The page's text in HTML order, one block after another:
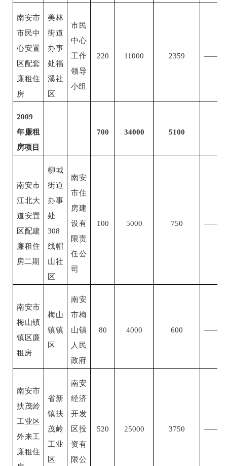
南安市
市民中
心安置
区配套
廉租住
房
美林
街道
办事
处福
溪社
区
市民
中心
工作
领导
小组
220 11000 2359 ——
2009
年廉租
房项目
700 34000 5100
南安市
江北大
道安置
区配建
廉租住
房二期
柳城
街道
办事
处
308
线帽
山社
区
南安
市住
房建
设有
限责
任公
司
100 5000 750 ——
南安市
梅山镇
镇区廉
租房
梅山
镇镇
区
南安
市梅
山镇
人民
政府
80 4000 600 ——
南安市
扶茂岭
工业区
外来工
廉租住
省新
镇扶
茂岭
工业
区
南安
经济
开发
区投
资有
限公
520 25000 3750 ——